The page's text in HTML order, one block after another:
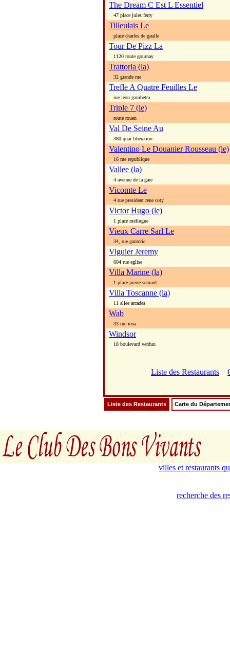
The Dream C Est L Essentiel
47 place jules ferry
Tilleulais Le
place charles de gaulle
Tour De Pizz La
1120 route gournay
Trattoria (la)
32 grande rue
Trefle A Quatre Feuilles Le
rue leon gambetta
Triple 7 (le)
route rouen
Val De Seine Au
380 quai liberation
Valentino Le Douanier Rousseau (le)
16 rue republique
Vallee (la)
4 avenue de la gare
Vicomte Le
4 rue president rene coty
Victor Hugo (le)
1 place melingue
Vieux Carre Sarl Le
34, rue ganterie
Viguier Jeremy
604 rue eglise
Villa Marine (la)
1 place pierre semard
Villa Toscanne (la)
11 allee arcades
Wab
33 rue iena
Windsor
18 boulevard verdun
Liste des Restaurants
Liste des Restaurants Carte du
villes et restaurants
recherche des